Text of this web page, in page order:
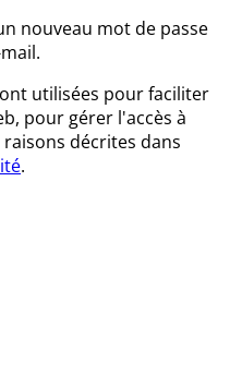
nouveau mot de passe
utilisées pour faciliter
pour gérer l'accès à
décrites dans
.